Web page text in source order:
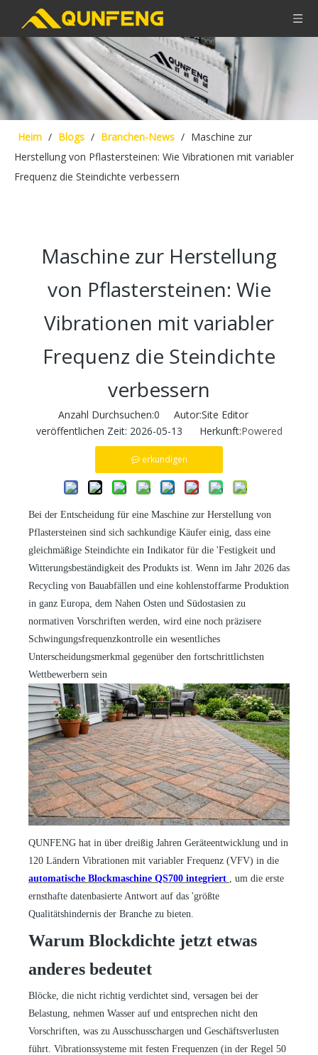
Heim / Blogs / Branchen-News / Maschine zur
Herstellung von Pflastersteinen: Wie Vibrationen mit variabler
Frequenz die Steindichte verbessern
Maschine zur Herstellung
von Pflastersteinen: Wie
Vibrationen mit variabler
Frequenz die Steindichte
verbessern
Anzahl Durchsuchen:0 Autor:Site Editor
veröffentlichen Zeit: 2026-05-13 Herkunft:Powered
erkundigen
Bei der Entscheidung für eine Maschine zur Herstellung von
Pflastersteinen sind sich sachkundige Käufer einig, dass eine
gleichmäßige Steindichte ein Indikator für die 'Festigkeit und
Witterungsbeständigkeit des Produkts ist. Wenn im Jahr 2026 das
Recycling von Bauabfällen und eine kohlenstoffarme Produktion
in ganz Europa, dem Nahen Osten und Südostasien zu
normativen Vorschriften werden, wird eine noch präzisere
Schwingungsfrequenzkontrolle ein wesentliches
Unterscheidungsmerkmal gegenüber den fortschrittlichsten
Wettbewerbern sein
QUNFENG hat in über dreißig Jahren Geräteentwicklung und in
120 Ländern Vibrationen mit variabler Frequenz (VFV) in die
automatische Blockmaschine QS700 integriert
, um die erste
ernsthafte datenbasierte Antwort auf das 'größte
Qualitätshindernis der Branche zu bieten.
Warum Blockdichte jetzt etwas
anderes bedeutet
Blöcke, die nicht richtig verdichtet sind, versagen bei der
Belastung, nehmen Wasser auf und entsprechen nicht den
Vorschriften, was zu Ausschusschargen und Geschäftsverlusten
führt. Vibrationssysteme mit festen Frequenzen (in der Regel 50